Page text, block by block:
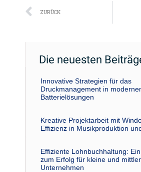
Zurück
ZURÜCK
Die neuesten
Innovative Strategien für das
Druckmanagement in
Batterielösungen
Kreative Projektarbeit mit
Effizienz in Musikproduktion
Effiziente Lohnbuchhaltung:
zum Erfolg für kleine und
Unternehmen